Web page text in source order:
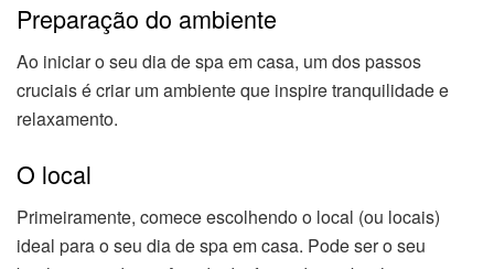
Preparação do ambiente
Ao iniciar o seu dia de spa em casa, um dos passos
cruciais é criar um ambiente que inspire tranquilidade e
relaxamento.
O local
Primeiramente, comece escolhendo o local (ou locais)
ideal para o seu dia de spa em casa. Pode ser o seu